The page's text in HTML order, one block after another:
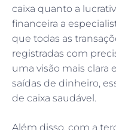
caixa quanto a
financeira a
que todas as
registradas com
uma visão mais clara
saídas de dinheiro,
de caixa saudável.
Além disso, com a